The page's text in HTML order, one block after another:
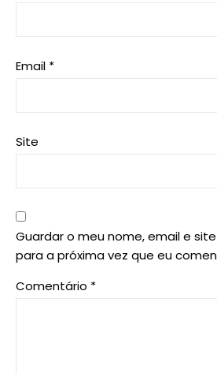
Email *
Site
Guardar o meu nome, email e
para a próxima vez que eu
Comentário *